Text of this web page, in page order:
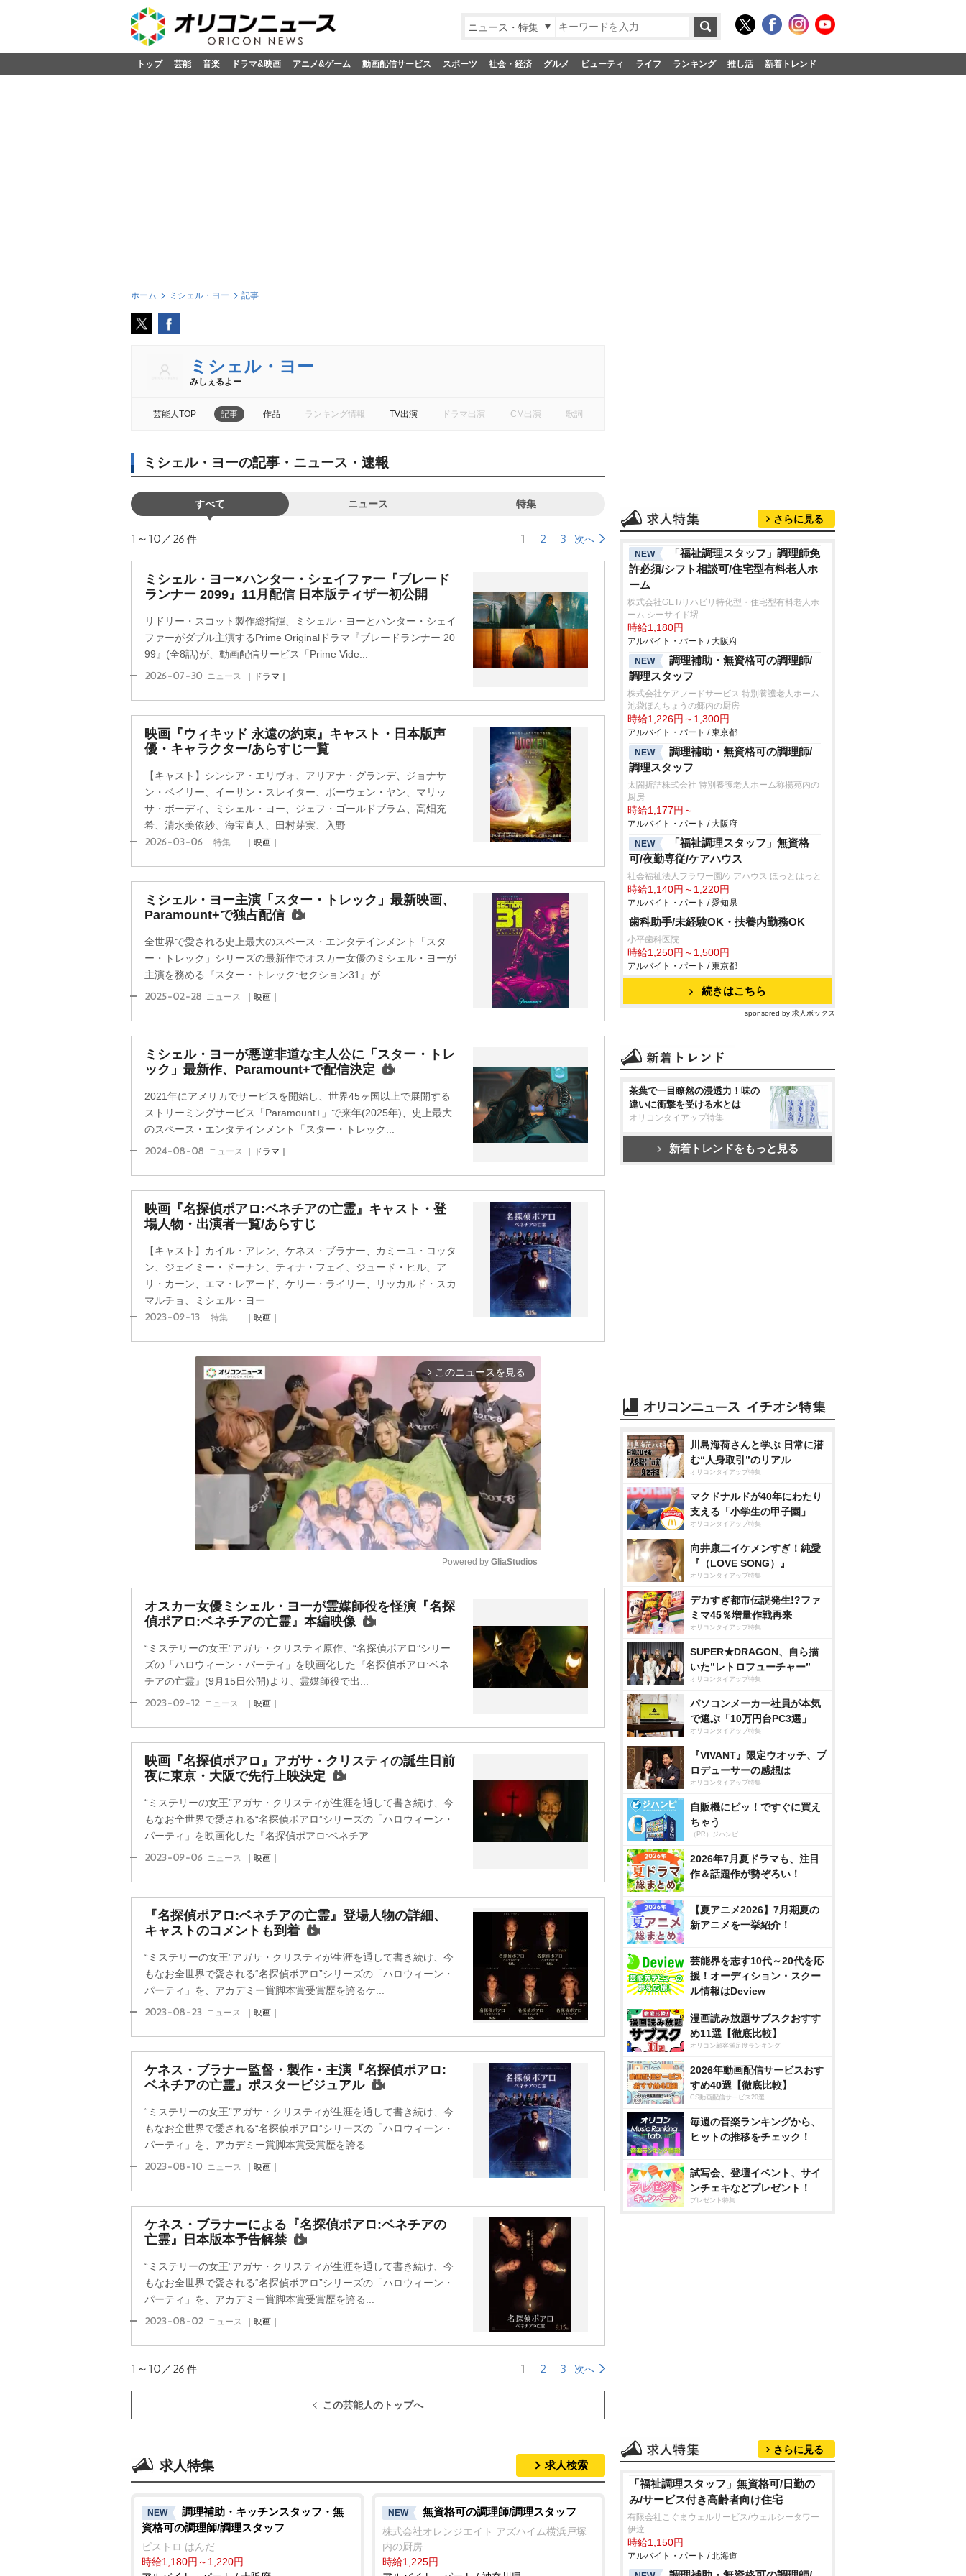
ニュース・特集
トップ 芸能 音楽 ドラマ&映画 アニメ&ゲーム 動画配信サービス スポーツ 社会・経済 グルメ ビューティ ライフ ランキング 推し活 新着トレンド
ホーム ミシェル・ヨー 記事
ミシェル・ヨー
みしぇるよー
芸能人TOP 記事 作品 ランキング情報 TV出演 ドラマ出演 CM出演 歌詞
ミシェル・ヨーの記事・ニュース・速報
すべて ニュース 特集
1～10／26 件 1 2 3 次へ
ミシェル・ヨー×ハンター・シェイファー『ブレード
ランナー 2099』11月配信 日本版ティザー初公開
リドリー・スコット製作総指揮、ミシェル・ヨーとハンター・シェイ
ファーがダブル主演するPrime Originalドラマ『ブレードランナー 20
99』(全8話)が、動画配信サービス「Prime Vide...
2026-07-30 ニュース ｜ドラマ｜
映画『ウィキッド 永遠の約束』キャスト・日本版声
優・キャラクター/あらすじ一覧
【キャスト】シンシア・エリヴォ、アリアナ・グランデ、ジョナサ
ン・ベイリー、イーサン・スレイター、ボーウェン・ヤン、マリッ
サ・ボーディ、ミシェル・ヨー、ジェフ・ゴールドブラム、高畑充
希、清水美依紗、海宝直人、田村芽実、入野
2026-03-06 特集 ｜映画｜
ミシェル・ヨー主演「スター・トレック」最新映画、
Paramount+で独占配信
全世界で愛される史上最大のスペース・エンタテインメント「スタ
ー・トレック」シリーズの最新作でオスカー女優のミシェル・ヨーが
主演を務める『スター・トレック:セクション31』が...
2025-02-28 ニュース ｜映画｜
ミシェル・ヨーが悪逆非道な主人公に「スター・トレ
ック」最新作、Paramount+で配信決定
2021年にアメリカでサービスを開始し、世界45ヶ国以上で展開する
ストリーミングサービス「Paramount+」で来年(2025年)、史上最大
のスペース・エンタテインメント「スター・トレック...
2024-08-08 ニュース ｜ドラマ｜
映画『名探偵ポアロ:ベネチアの亡霊』キャスト・登
場人物・出演者一覧/あらすじ
【キャスト】カイル・アレン、ケネス・ブラナー、カミーユ・コッタ
ン、ジェイミー・ドーナン、ティナ・フェイ、ジュード・ヒル、ア
リ・カーン、エマ・レアード、ケリー・ライリー、リッカルド・スカ
マルチョ、ミシェル・ヨー
2023-09-13 特集 ｜映画｜
arrow_forward_ios このニュースを見る
t
e
Powered by GliaStudios
オスカー女優ミシェル・ヨーが霊媒師役を怪演『名探
偵ポアロ:ベネチアの亡霊』本編映像
“ミステリーの女王”アガサ・クリスティ原作、“名探偵ポアロ”シリー
ズの「ハロウィーン・パーティ」を映画化した『名探偵ポアロ:ベネ
チアの亡霊』(9月15日公開)より、霊媒師役で出...
2023-09-12 ニュース ｜映画｜
映画『名探偵ポアロ』アガサ・クリスティの誕生日前
夜に東京・大阪で先行上映決定
“ミステリーの女王”アガサ・クリスティが生涯を通して書き続け、今
もなお全世界で愛される“名探偵ポアロ”シリーズの「ハロウィーン・
パーティ」を映画化した『名探偵ポアロ:ベネチア...
2023-09-06 ニュース ｜映画｜
『名探偵ポアロ:ベネチアの亡霊』登場人物の詳細、
キャストのコメントも到着
“ミステリーの女王”アガサ・クリスティが生涯を通して書き続け、今
もなお全世界で愛される“名探偵ポアロ”シリーズの「ハロウィーン・
パーティ」を、アカデミー賞脚本賞受賞歴を誇るケ...
2023-08-23 ニュース ｜映画｜
ケネス・ブラナー監督・製作・主演『名探偵ポアロ:
ベネチアの亡霊』ポスタービジュアル
“ミステリーの女王”アガサ・クリスティが生涯を通して書き続け、今
もなお全世界で愛される“名探偵ポアロ”シリーズの「ハロウィーン・
パーティ」を、アカデミー賞脚本賞受賞歴を誇る...
2023-08-10 ニュース ｜映画｜
ケネス・ブラナーによる『名探偵ポアロ:ベネチアの
亡霊』日本版本予告解禁
“ミステリーの女王”アガサ・クリスティが生涯を通して書き続け、今
もなお全世界で愛される“名探偵ポアロ”シリーズの「ハロウィーン・
パーティ」を、アカデミー賞脚本賞受賞歴を誇る...
2023-08-02 ニュース ｜映画｜
1～10／26 件 1 2 3 次へ
この芸能人のトップへ
求人特集 求人検索
NEW
調理補助・キッチンスタッフ・無
資格可の調理師/調理スタッフ
ビストロ はんだ
時給1,180円～1,220円
NEW 無資格可の調理師/調理スタッフ
株式会社オレンジエイト アズハイム横浜戸塚
内の厨房
時給1,225円
さらに見る
NEW
「福祉調理スタッフ」調理師免
許必須/シフト相談可/住宅型有料老人ホ
ーム
株式会社GET/リハビリ特化型・住宅型有料老人ホ
ーム シーサイド堺
時給1,180円
アルバイト・パート / 大阪府
NEW
調理補助・無資格可の調理師/
調理スタッフ
株式会社ケアフードサービス 特別養護老人ホーム
池袋ほんちょうの郷内の厨房
時給1,226円～1,300円
アルバイト・パート / 東京都
NEW
調理補助・無資格可の調理師/
調理スタッフ
太閤折詰株式会社 特別養護老人ホーム称揚苑内の
厨房
時給1,177円～
アルバイト・パート / 大阪府
NEW
「福祉調理スタッフ」無資格
可/夜勤専従/ケアハウス
社会福祉法人フラワー園/ケアハウス ほっとはっと
時給1,140円～1,220円
アルバイト・パート / 愛知県
歯科助手/未経験OK・扶養内勤務OK
小平歯科医院
時給1,250円～1,500円
アルバイト・パート / 東京都
続きはこちら
sponsored by 求人ボックス
茶葉で一目瞭然の浸透力！味の
違いに衝撃を受ける水とは
オリコンタイアップ特集
新着トレンドをもっと見る
川島海荷さんと学ぶ 日常に潜
む“人身取引”のリアル
オリコンタイアップ特集
マクドナルドが40年にわたり
支える「小学生の甲子園」
オリコンタイアップ特集
向井康二イケメンすぎ！純愛
『（LOVE SONG）』
オリコンタイアップ特集
デカすぎ都市伝説発生!?ファ
ミマ45％増量作戦再来
オリコンタイアップ特集
SUPER★DRAGON、自ら描
いた”レトロフューチャー”
オリコンタイアップ特集
パソコンメーカー社員が本気
で選ぶ「10万円台PC3選」
オリコンタイアップ特集
『VIVANT』限定ウオッチ、プ
ロデューサーの感想は
オリコンタイアップ特集
自販機にピッ！ですぐに買え
ちゃう
（PR）ジハンピ
2026年7月夏ドラマも、注目
作＆話題作が勢ぞろい！
【夏アニメ2026】7月期夏の
新アニメを一挙紹介！
芸能界を志す10代～20代を応
援！オーディション・スクー
ル情報はDeview
漫画読み放題サブスクおすす
め11選【徹底比較】
オリコン顧客満足度ランキング
2026年動画配信サービスおす
すめ40選【徹底比較】
CS動画配信サービス20選
毎週の音楽ランキングから、
ヒットの推移をチェック！
試写会、登壇イベント、サイ
ンチェキなどプレゼント！
プレゼント特集
さらに見る
「福祉調理スタッフ」無資格可/日勤の
み/サービス付き高齢者向け住宅
有限会社こぐまウェルサービス/ウェルシータワー
伊達
時給1,150円
アルバイト・パート / 北海道